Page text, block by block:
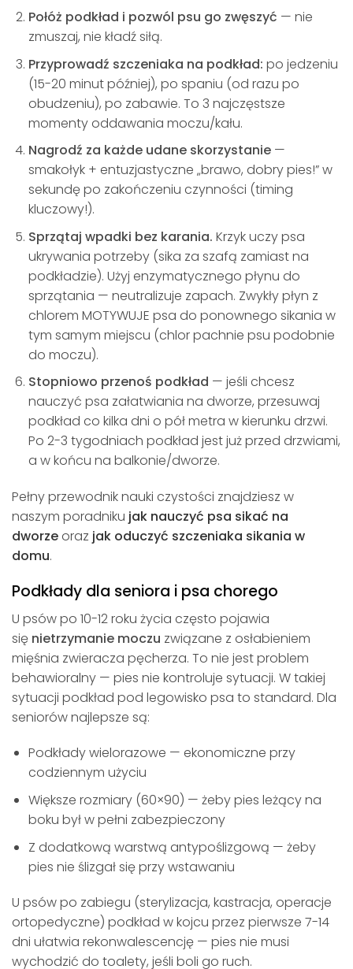
Połóż podkład i pozwól psu go zwęszyć — nie
zmuszaj, nie kładź siłą.
Przyprowadź szczeniaka na podkład: po jedzeniu
(15-20 minut później), po spaniu (od razu po
obudzeniu), po zabawie. To 3 najczęstsze
momenty oddawania moczu/kału.
Nagrodź za każde udane skorzystanie—
smakołyk + entuzjastyczne „brawo, dobry pies!” w
sekundę po zakończeniu czynności (timing
kluczowy!).
Sprzątaj wpadki bez karania. Krzyk uczy psa
ukrywania potrzeby (sika za szafą zamiast na
podkładzie). Użyj enzymatycznego płynu do
sprzątania — neutralizuje zapach. Zwykły płyn z
chlorem MOTYWUJE psa do ponownego sikania w
tym samym miejscu (chlor pachnie psu podobnie
do moczu).
Stopniowo przenoś podkład — jeśli chcesz
nauczyć psa załatwiania na dworze, przesuwaj
podkład co kilka dni o pół metra w kierunku drzwi.
Po 2-3 tygodniach podkład jest już przed drzwiami,
a w końcu na balkonie/dworze.
Pełny przewodnik nauki czystości znajdziesz w
naszym poradniku jak nauczyć psa sikać na
dworzeoraz jak oduczyć szczeniaka sikania w
domu.
Podkłady dla seniora i psa chorego
U psów po 10-12 roku życia często pojawia
się nietrzymanie moczu związane z osłabieniem
mięśnia zwieracza pęcherza. To nie jest problem
behawioralny — pies nie kontroluje sytuacji. W takiej
sytuacji podkład pod legowisko psa to standard. Dla
seniorów najlepsze są:
Podkłady wielorazowe — ekonomiczne przy
codziennym użyciu
Większe rozmiary (60×90) — żeby pies leżący na
boku był w pełni zabezpieczony
Z dodatkową warstwą antypoślizgową — żeby
pies nie ślizgał się przy wstawaniu
U psów po zabiegu (sterylizacja, kastracja, operacje
ortopedyczne) podkład w kojcu przez pierwsze 7-14
dni ułatwia rekonwalescencję — pies nie musi
wychodzić do toalety, jeśli boli go ruch.